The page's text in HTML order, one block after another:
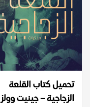
تحميل كتاب القلعة
الزجاجية – جينيت وولز